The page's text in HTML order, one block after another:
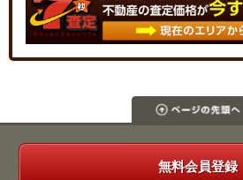
無料会員登録